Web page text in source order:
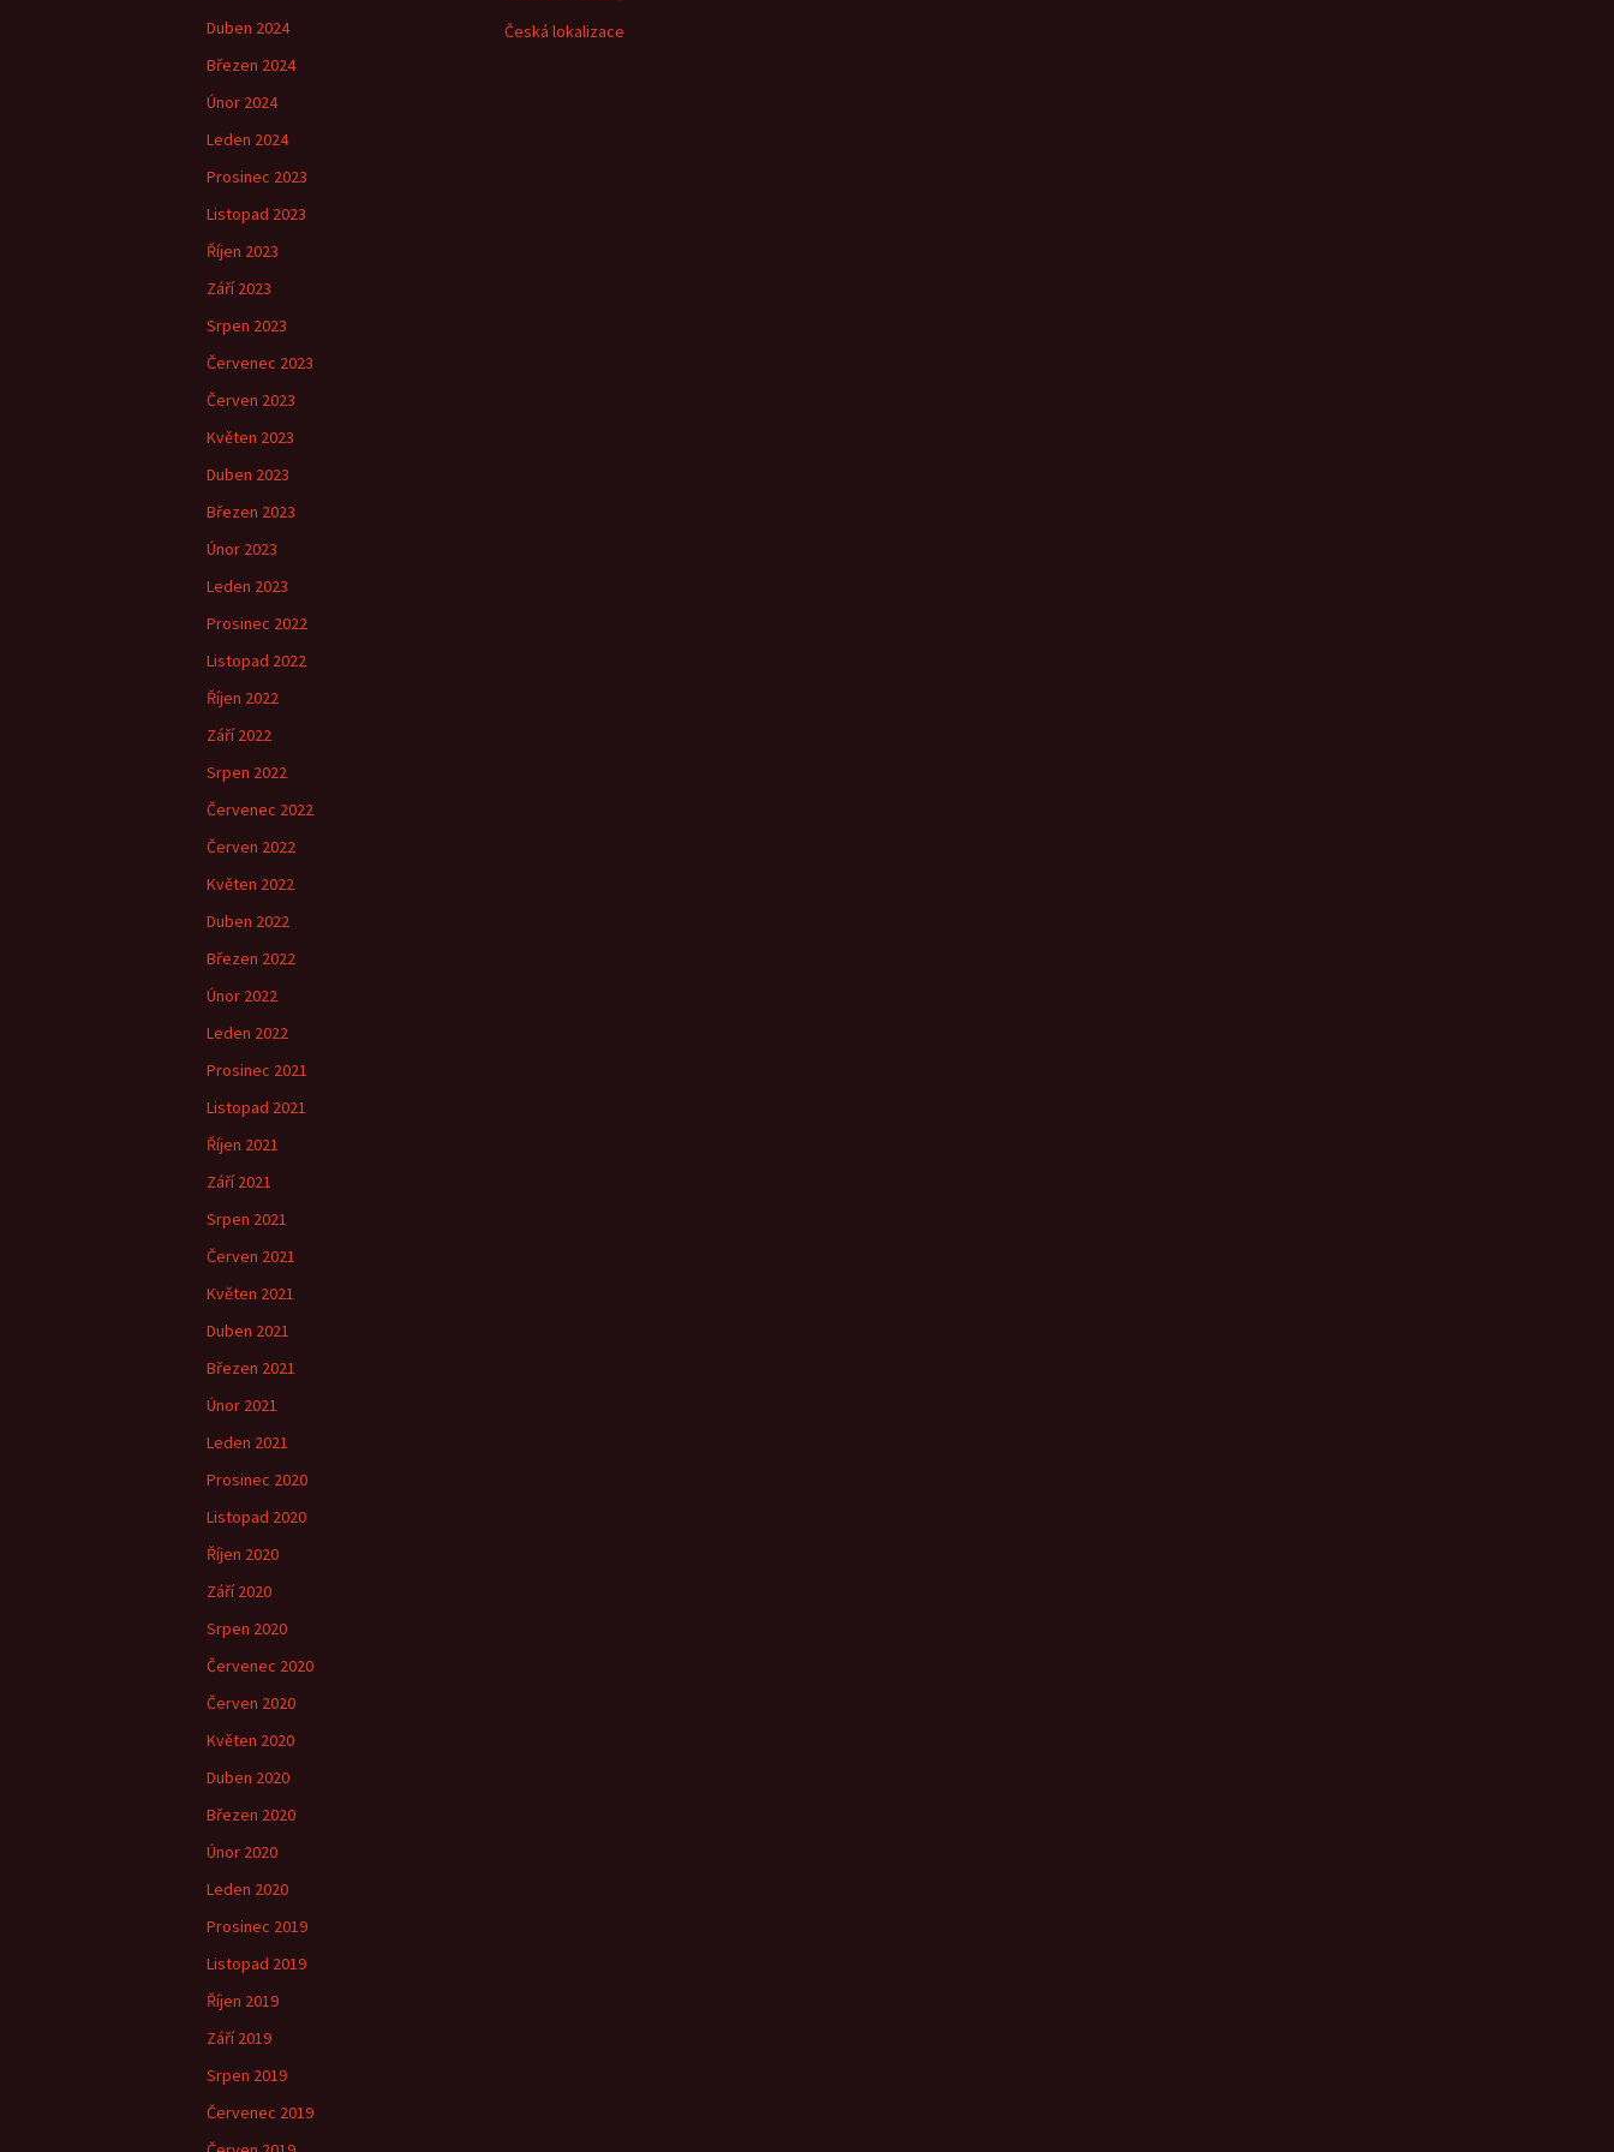
Duben 2024
Březen 2024
Únor 2024
Leden 2024
Prosinec 2023
Listopad 2023
Říjen 2023
Září 2023
Srpen 2023
Červenec 2023
Červen 2023
Květen 2023
Duben 2023
Březen 2023
Únor 2023
Leden 2023
Prosinec 2022
Listopad 2022
Říjen 2022
Září 2022
Srpen 2022
Červenec 2022
Červen 2022
Květen 2022
Duben 2022
Březen 2022
Únor 2022
Leden 2022
Prosinec 2021
Listopad 2021
Říjen 2021
Září 2021
Srpen 2021
Červen 2021
Květen 2021
Duben 2021
Březen 2021
Únor 2021
Leden 2021
Prosinec 2020
Listopad 2020
Říjen 2020
Září 2020
Srpen 2020
Červenec 2020
Červen 2020
Květen 2020
Duben 2020
Březen 2020
Únor 2020
Leden 2020
Prosinec 2019
Listopad 2019
Říjen 2019
Září 2019
Srpen 2019
Červenec 2019
Česká lokalizace